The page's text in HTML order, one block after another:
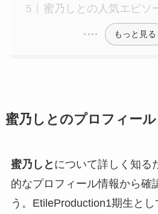
蜜乃しとの人気エピソ
もっと見る
蜜乃しとのプロフィー
蜜乃しと について詳しく知る
的なプロフィール情報から確
う。EtileProduction1期生と